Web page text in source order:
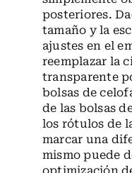
posteriores.
tamaño y la
ajustes en el
reemplazar la
transparente
bolsas de
de las bolsas
los rótulos de
marcar una
mismo puede